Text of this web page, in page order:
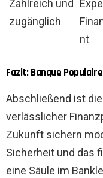
Zahlreich und
zugänglich
nt
Fazit: Banque
Abschließend ist die
verlässlicher
Zukunft sichern
Sicherheit und das
eine Säule im